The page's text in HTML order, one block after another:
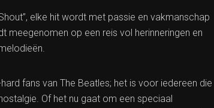
elke hit wordt met passie en vakmanschap
op een reis vol herinneringen en
fans van The Beatles; het is voor iedereen die
Of het nu gaat om een speciaal